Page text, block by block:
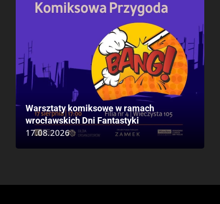
Warsztaty komiksowe w ramach
wrocławskich Dni Fantastyki
17.08.2026